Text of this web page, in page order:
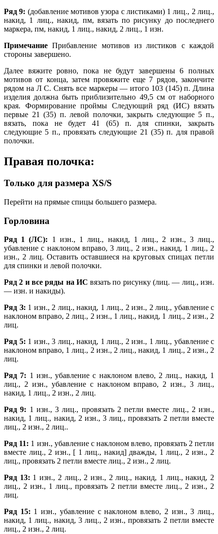
Ряд 9: (добавление мотивов узора с листиками) 1 лиц., 2 лиц.,
накид, 1 лиц., накид, пм, вязать по рисунку до последнего
маркера, пм, накид, 1 лиц., накид, 2 лиц., 1 изн.
Примечание Прибавление мотивов из листиков с каждой
стороны завершено.
Далее вяжите ровно, пока не будут завершены 6 полных
мотивов от конца, затем провяжите еще 7 рядов, закончите
рядом на Л С. Снять все маркеры — итого 103 (145) п. Длина
изделия должна быть приблизительно 49,5 см от наборного
края. Формирование проймы Следующий ряд (ИС) вязать
первые 21 (35) п. левой полочки, закрыть следующие 5 п.,
вязать, пока не будет 41 (65) п. для спинки, закрыть
следующие 5 п., провязать следующие 21 (35) п. для правой
полочки.
Правая полочка:
Только для размера ХS/S
Перейти на прямые спицы большего размера.
Горловина
Ряд 1 (ЛС): 1 изн., 1 лиц., накид, 1 лиц., 2 изн., 3 лиц.,
убавление с наклоном вправо, 3 лиц., 2 изн., накид, 1 лиц., 2
изн., 2 лиц. Оставить оставшиеся на круговых спицах петли
для спинки и левой полочки.
Ряд 2 и все ряды на ИС вязать по рисунку (лиц. — лиц., изн.
— изн. и накиды).
Ряд З: 1 изн., 2 лиц., накид, 1 лиц., 2 изн., 2 лиц., убавление с
наклоном вправо, 2 лиц., 2 изн., 1 лиц., накид, 1 лиц., 2 изн., 2
лиц.
Ряд 5: 1 изн., 3 лиц., накид, 1 лиц., 2 изн., 1 лиц., убавление с
наклоном вправо, 1 лиц., 2 изн., 2 лиц., накид, 1 лиц., 2 изн., 2
лиц.
Ряд 7: 1 изн., убавление с наклоном влево, 2 лиц., накид, 1
лиц., 2 изн., убавление с наклоном вправо, 2 изн., 3 лиц.,
накид, 1 лиц., 2 изн., 2 лиц.
Ряд 9: 1 изн., 3 лиц., провязать 2 петли вместе лиц., 2 изн.,
накид, 1 лиц., накид, 2 изн., 3 лиц., провязать 2 петли вместе
лиц., 2 изн., 2 лиц..
Ряд 11: 1 изн., убавление с наклоном влево, провязать 2 петли
вместе лиц., 2 изн., [ 1 лиц., накид] дважды, 1 лиц., 2 изн., 2
лиц., провязать 2 петли вместе лиц., 2 изн., 2 лиц.
Ряд 13: 1 изн., 2 лиц., 2 изн., 2 лиц., накид, 1 лиц., накид, 2
лиц., 2 изн., 1 лиц., провязать 2 петли вместе лиц., 2 изн., 2
лиц.
Ряд 15: 1 изн., убавление с наклоном влево, 2 изн., 3 лиц.,
накид, 1 лиц., накид, 3 лиц., 2 изн., провязать 2 петли вместе
лиц., 2 изн., 2 лиц.